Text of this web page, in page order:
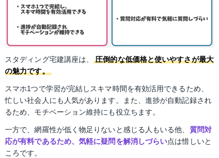
スタディング宅建講座は、 圧倒的な低価格と使いやすさが最大
の魅力です。
スマホ1つで学習が完結しスキマ時間を有効活用できるため、
忙しい社会人にも人気があります。また、進捗が自動記録され
るため、モチベーション維持にも役立ちます。
一方で、網羅性が低く物足りないと感じる人もいる他、 質問対
応が有料であるため、気軽に疑問を解消しづらい点は惜しいと
ころです。